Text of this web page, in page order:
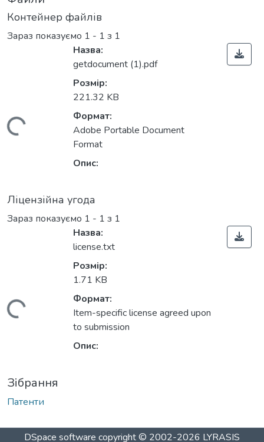
Контейнер файлів
Зараз показуємо 1 - 1 з 1
Назва:
getdocument (1).pdf
Розмір:
221.32 KB
Формат:
Adobe Portable Document
Format
Опис:
Ліцензійна угода
Зараз показуємо 1 - 1 з 1
Назва:
license.txt
Розмір:
1.71 KB
Формат:
Item-specific license agreed upon
to submission
Опис:
Зібрання
Патенти
DSpace software copyright © 2002-2026 LYRASIS